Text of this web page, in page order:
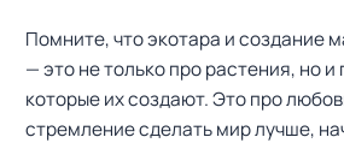
Помните, что экотара и создание
— это не только про растения, но
которые их создают. Это про
стремление сделать мир лучше,